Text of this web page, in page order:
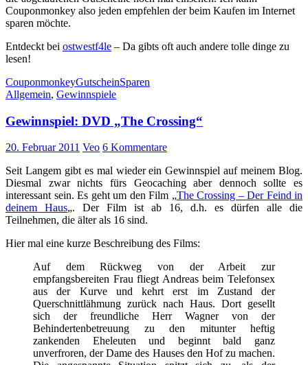
Couponmonkey also jeden empfehlen der beim Kaufen im Internet
sparen möchte.
Entdeckt bei ostwestf4le – Da gibts oft auch andere tolle dinge zu
lesen!
CouponmonkeyGutscheinSparen
Allgemein, Gewinnspiele
Gewinnspiel: DVD „The Crossing“
20. Februar 2011 Veo 6 Kommentare
Seit Langem gibt es mal wieder ein Gewinnspiel auf meinem Blog.
Diesmal zwar nichts fürs Geocaching aber dennoch sollte es
interessant sein. Es geht um den Film „The Crossing – Der Feind in
deinem Haus„. Der Film ist ab 16, d.h. es dürfen alle die
Teilnehmen, die älter als 16 sind.
Hier mal eine kurze Beschreibung des Films:
Auf dem Rückweg von der Arbeit zur
empfangsbereiten Frau fliegt Andreas beim Telefonsex
aus der Kurve und kehrt erst im Zustand der
Querschnittlähmung zurück nach Haus. Dort gesellt
sich der freundliche Herr Wagner von der
Behindertenbetreuung zu den mitunter heftig
zankenden Eheleuten und beginnt bald ganz
unverfroren, der Dame des Hauses den Hof zu machen.